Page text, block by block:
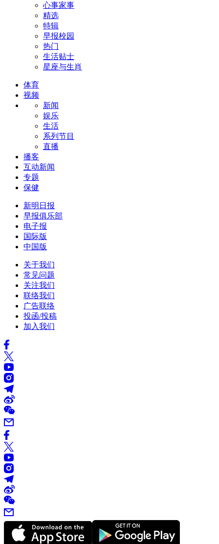
心事家事
精选
特辑
早报校园
热门
生活贴士
星座与生肖
体育
视频
新闻
娱乐
生活
系列节目
直播
播客
互动新闻
专题
保健
新明日报
早报俱乐部
电子报
国际版
中国版
关于我们
常见问题
关注我们
联络我们
广告联络
投函/投稿
加入我们